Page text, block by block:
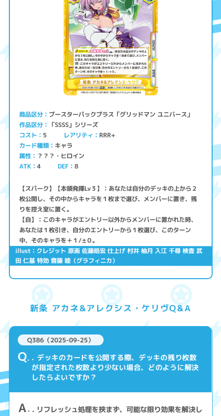
illust：クレジット 原画 佐藤皓宏 仕上げ 村井 柚月 入江 千尋 検査 武
田 仁基 特効 齋藤 睦（グラフィニカ）
商品区分 ブースターパックプラス「グリッドマン ユニバース」
作品区分 「SSSS」シリーズ
コスト 5 レアリティ RRR+
カード種類 キャラ
属性 ？？？・ヒロイン
ATK 4 DEF 8
【スパーク】【本領発揮Lv３】：あなたは自分のデッキの上から２
枚公開し、その中からキャラを１枚まで選び、メンバーに置き、残
りを控え室に置く。
【自】：このキャラがエントリー以外からメンバーに置かれた時、
あなたは１枚引き、自分のエントリーから１枚選び、このターン
中、そのキャラを＋１/±０。
新条 アカネ&アレクシス・ケリヴQ&A
Q386（2025-09-25）
Q . デッキのカードを公開する際、デッキの残り枚数
が指定された枚数より少ない場合、どのように解決
したらよいですか？
A . リフレッシュ処理を挟まず、可能な限り効果を解決し